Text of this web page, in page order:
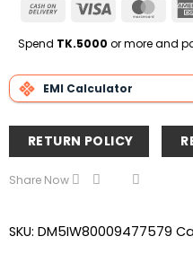
Cash
Delivery
Visa
Spend TK.5000 or more and
EMI Calculator
RETURN POLICY
Share Now
SKU: DM5IW80009477579